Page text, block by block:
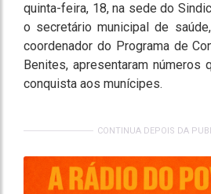
quinta-feira, 18, na sede do
o secretário municipal de
coordenador do Programa de
Benites, apresentaram números
conquista aos munícipes.
CONTINUA DEPOIS DA